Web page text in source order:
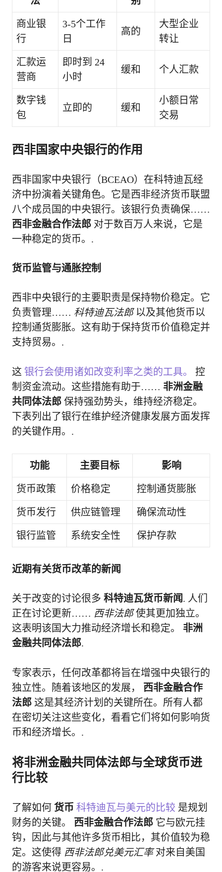
商业银
行
3-5个工作
日
高的
大型企业
转让
汇款运
营商
即时到 24
小时
缓和 个人汇款
数字钱
包
立即的 缓和
小额日常
交易
西非国家中央银行的作用
西非国家中央银行（BCEAO）在科特迪瓦经
济中扮演着关键角色。它是西非经济货币联盟
八个成员国的中央银行。该银行负责确保……
西非金融合作法郎 对于数百万人来说，它是
一种稳定的货币。.
货币监管与通胀控制
西非中央银行的主要职责是保持物价稳定。它
负责管理…… 科特迪瓦法郎以及其他货币以
控制通货膨胀。这有助于保持货币价值稳定并
支持贸易。.
这 银行会使用诸如改变利率之类的工具。
控
制资金流动。这些措施有助于…… 非洲金融
共同体法郎 保持强劲势头，维持经济稳定。
下表列出了银行在维护经济健康发展方面发挥
的关键作用。.
功能 主要目标 影响
货币政策 价格稳定 控制通货膨胀
货币发行 供应链管理 确保流动性
银行监管 系统安全性 保护存款
近期有关货币改革的新闻
关于改变的讨论很多 科特迪瓦货币新闻. 人们
正在讨论更新…… 西非法郎使其更加独立。
这表明该国大力推动经济增长和稳定。 非洲
金融共同体法郎.
专家表示，任何改革都将旨在增强中央银行的
独立性。随着该地区的发展， 西非金融合作
法郎 这是其经济计划的关键所在。所有人都
在密切关注这些变化，看看它们将如何影响货
币和经济增长。.
将非洲金融共同体法郎与全球货币进
行比较
了解如何 货币 科特迪瓦与美元的比较 是规划
财务的关键。 西非金融合作法郎 它与欧元挂
钩，因此与其他许多货币相比，其价值较为稳
定。这使得 西非法郎兑美元汇率对来自美国
的游客来说更容易。.